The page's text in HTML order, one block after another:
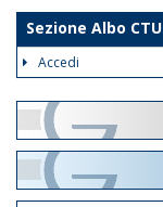
Sezione Albo
Accedi